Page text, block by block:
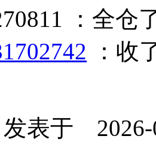
：全仓
：收
表于 2026-